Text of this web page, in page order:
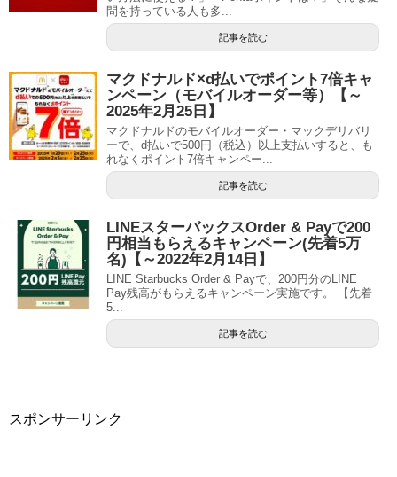
問を持っている人も多...
記事を読む
マクドナルド×d払いでポイント7倍キャ
ンペーン（モバイルオーダー等）【～
2025年2月25日】
マクドナルドのモバイルオーダー・マックデリバリ
ーで、d払いで500円（税込）以上支払いすると、も
れなくポイント7倍キャンペー...
記事を読む
LINEスターバックスOrder & Payで200
円相当もらえるキャンペーン(先着5万
名)【～2022年2月14日】
LINE Starbucks Order & Payで、200円分のLINE
Pay残高がもらえるキャンペーン実施です。 【先着
5...
記事を読む
スポンサーリンク